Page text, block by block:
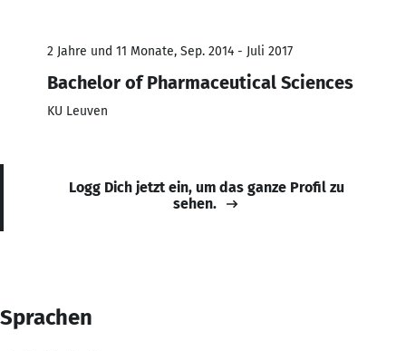
2 Jahre und 11 Monate, Sep. 2014 - Juli 2017
Bachelor of Pharmaceutical Sciences
KU Leuven
Logg Dich jetzt ein, um das ganze Profil zu
sehen.
Sprachen